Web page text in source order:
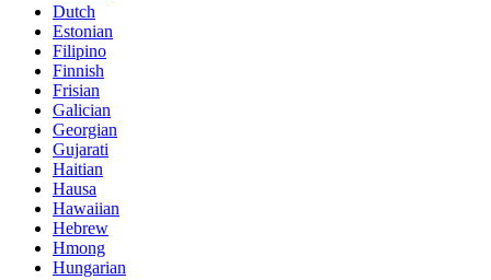
Dutch
Estonian
Filipino
Finnish
Frisian
Galician
Georgian
Gujarati
Haitian
Hausa
Hawaiian
Hebrew
Hmong
Hungarian